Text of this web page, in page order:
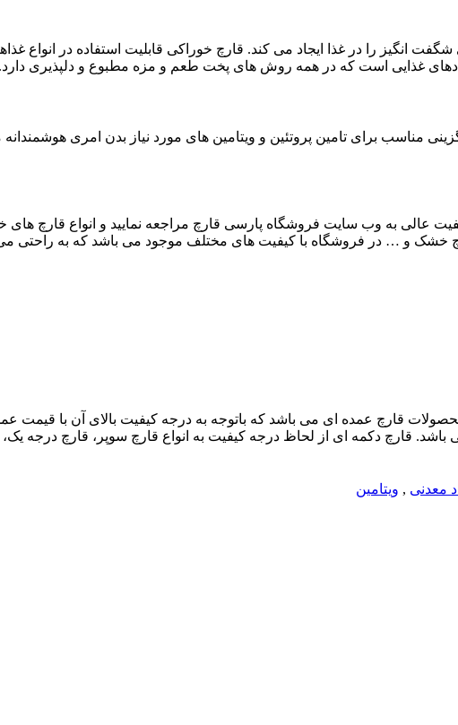
را در غذا ایجاد می کند. قارچ خوراکی قابلیت استفاده در انواع
غذایی است که در همه روش های پخت طعم و مزه مطبوع و دلپذیری دارد.
مناسب برای تامین پروتئین و ویتامین های مورد نیاز بدن امری
عالی به وب سایت فروشگاه پارسی قارچ مراجعه نمایید و انواع قارچ های
خشک و … در فروشگاه با کیفیت های مختلف موجود می باشد که به راحتی
قارچ عمده ای می باشد که باتوجه به درجه کیفیت بالای آن با
قارچ دکمه ای از لحاظ درجه کیفیت به انواع قارچ سوپر، قارچ درجه
معدنی , ویتامین